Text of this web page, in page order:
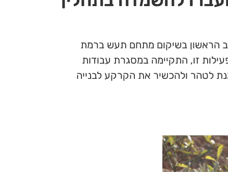
הראשון בשיקום מתחם תעש ברמת
זו, התקיימה במסגרת עבודות
לטהר ולהכשיר את הקרקע לבנייה